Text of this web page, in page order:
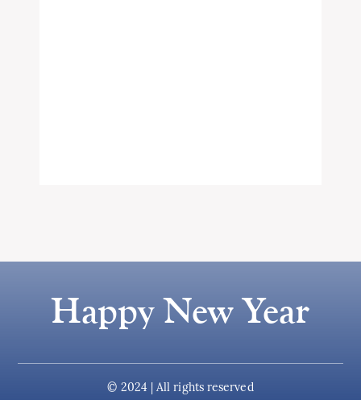
Happy New Year
© 2024 | All rights reserved